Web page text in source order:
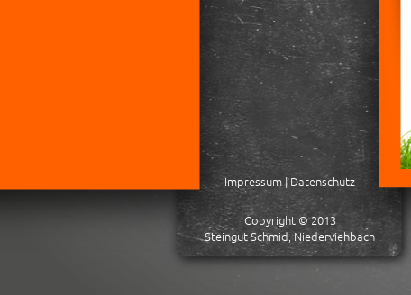
Impressum|Datenschutz
Copyright © 2013
Steingut Schmid, Niederviehbach